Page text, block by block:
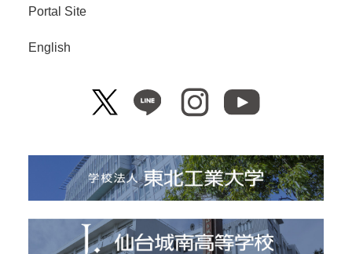
Portal Site
English